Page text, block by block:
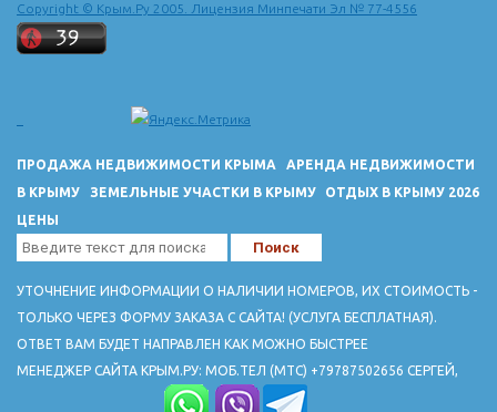
Copyright © Крым.Ру 2005. Лицензия Минпечати Эл № 77-4556
ПРОДАЖА НЕДВИЖИМОСТИ КРЫМА
АРЕНДА НЕДВИЖИМОСТИ
В КРЫМУ
ЗЕМЕЛЬНЫЕ УЧАСТКИ В КРЫМУ
ОТДЫХ В КРЫМУ 2026
ЦЕНЫ
УТОЧНЕНИЕ ИНФОРМАЦИИ О НАЛИЧИИ НОМЕРОВ, ИХ СТОИМОСТЬ -
ТОЛЬКО ЧЕРЕЗ ФОРМУ ЗАКАЗА С САЙТА! (УСЛУГА БЕСПЛАТНАЯ).
ОТВЕТ ВАМ БУДЕТ НАПРАВЛЕН КАК МОЖНО БЫСТРЕЕ
МЕНЕДЖЕР САЙТА КРЫМ.РУ: МОБ.ТЕЛ (МТС) +79787502656 СЕРГЕЙ,